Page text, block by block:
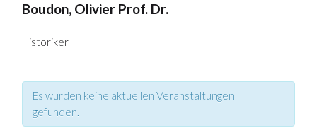
Boudon, Olivier Prof. Dr.
Historiker
Es wurden keine aktuellen Veranstaltungen
gefunden.